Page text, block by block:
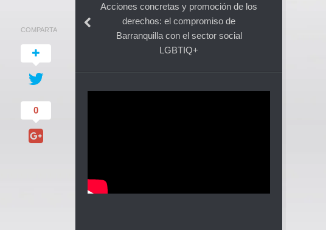
COMPARTA
0
Acciones concretas y promoción de los
derechos: el compromiso de
Barranquilla con el sector social
LGBTIQ+